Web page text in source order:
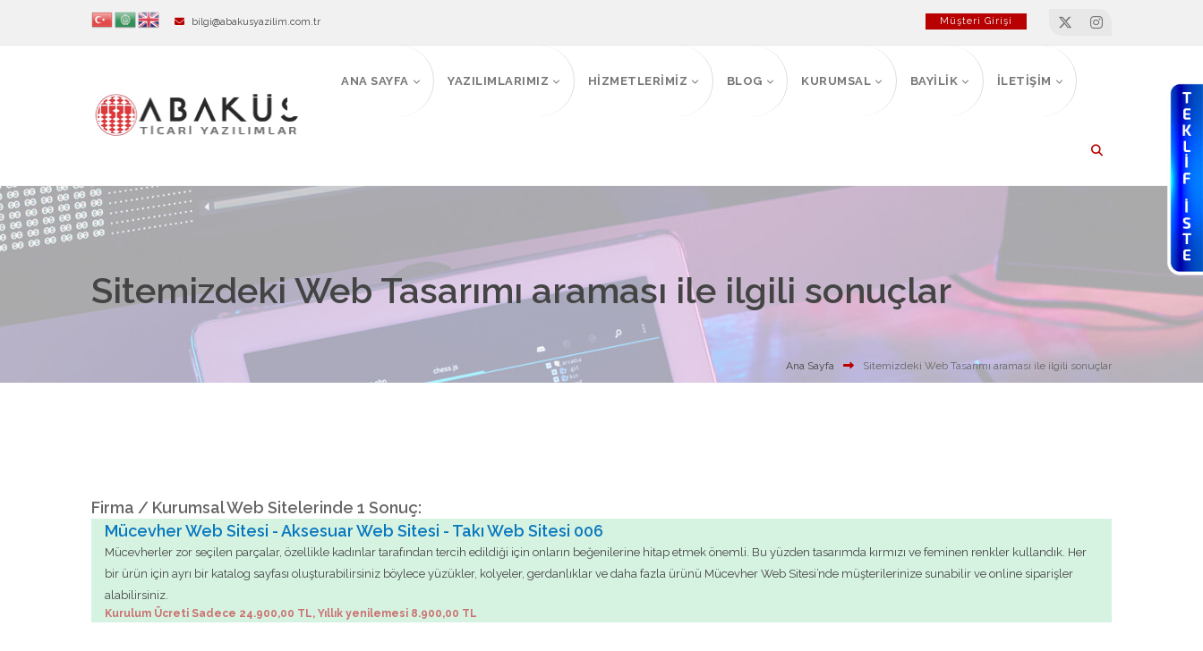
bilgi@abakusyazilim.com.tr Müşteri Girişi
ANA SAYFA YAZILIMLARIMIZ HİZMETLERİMİZ BLOG KURUMSAL BAYİLİK İLETİŞİM
Sitemizdeki Web Tasarımı araması ile ilgili sonuçlar
Ana Sayfa Sitemizdeki Web Tasarımı araması ile ilgili sonuçlar
Firma / Kurumsal Web Sitelerinde 1 Sonuç:
Mücevher Web Sitesi - Aksesuar Web Sitesi - Takı Web Sitesi 006
Mücevherler zor seçilen parçalar, özellikle kadınlar tarafından tercih edildiği için onların beğenilerine hitap etmek önemli. Bu yüzden tasarımda kırmızı ve feminen renkler kullandık. Her
bir ürün için ayrı bir katalog sayfası oluşturabilirsiniz böylece yüzükler, kolyeler, gerdanlıklar ve daha fazla ürünü Mücevher Web Sitesi’nde müşterilerinize sunabilir ve online siparişler
alabilirsiniz.
Kurulum Ücreti Sadece 24.900,00 TL, Yıllık yenilemesi 8.900,00 TL